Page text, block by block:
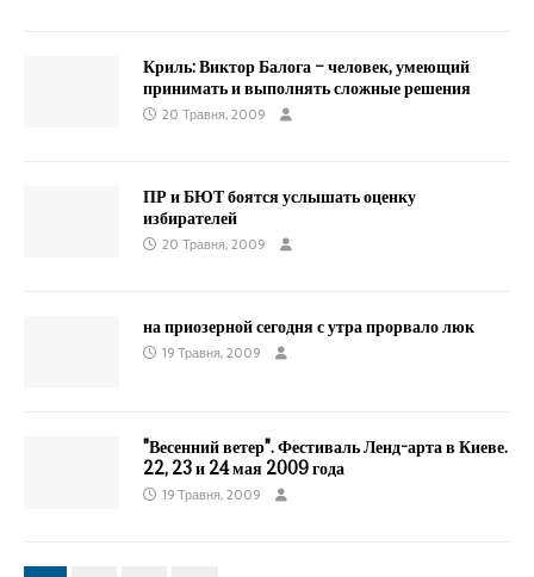
Криль: Виктор Балога – человек, умеющий
принимать и выполнять сложные решения
20 Травня, 2009
ПР и БЮТ боятся услышать оценку
избирателей
20 Травня, 2009
на приозерной сегодня с утра прорвало люк
19 Травня, 2009
"Весенний ветер". Фестиваль Ленд-арта в Киеве.
22, 23 и 24 мая 2009 года
19 Травня, 2009